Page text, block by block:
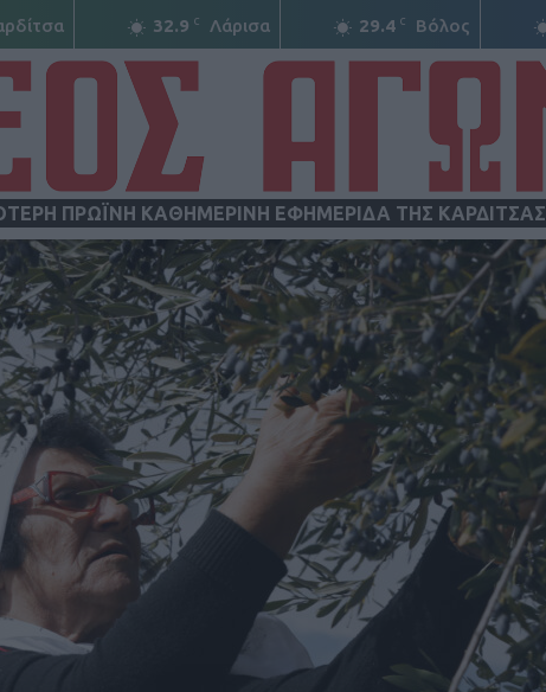
32.9 C Λάρισα 29.4 C Βόλος
ΠΡΩΪΝΗ ΚΑΘΗΜΕΡΙΝΗ ΕΦΗΜΕΡΙΔΑ ΤΗΣ ΚΑΡΔΙΤΣΑΣ
ΝΕΟΣ
ΑΓΩΝ